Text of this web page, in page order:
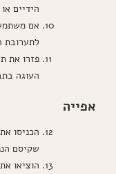
הידיים
אם
לתערובת
פזרו את
העוגה
אפייה
שקיסם
הוציאו